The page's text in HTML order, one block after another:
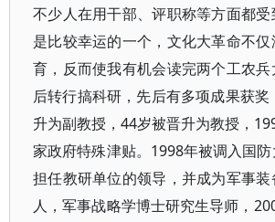
不少人在用干部、评职称等方面都
是比较幸运的一个，文化大革命不
育，反而使我有机会读完两个工农
后转行搞科研，先后有多项成果获
升为副教授，44岁被晋升为教授，
家政府特殊津贴。1998年被调入国
担任教研单位的领导，并成为军事
人，军事战略学博士研究生导师，